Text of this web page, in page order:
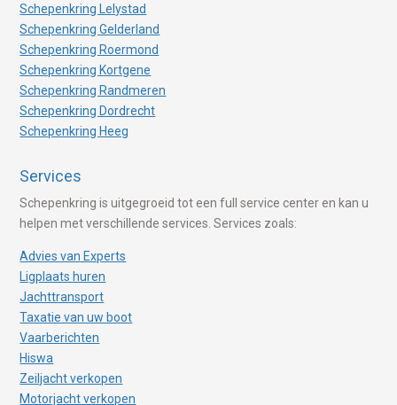
Schepenkring Lelystad
Schepenkring Gelderland
Schepenkring Roermond
Schepenkring Kortgene
Schepenkring Randmeren
Schepenkring Dordrecht
Schepenkring Heeg
Services
Schepenkring is uitgegroeid tot een full service center en kan u
helpen met verschillende services. Services zoals:
Advies van Experts
Ligplaats huren
Jachttransport
Taxatie van uw boot
Vaarberichten
Hiswa
Zeiljacht verkopen
Motorjacht verkopen